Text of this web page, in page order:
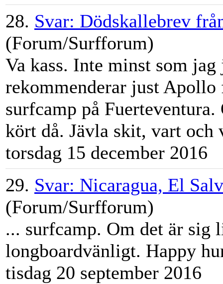
28. Svar: Dödskallebrev
(Forum/Surfforum)
Va kass. Inte minst som
rekommenderar just
surfcamp på Fuerteventura.
kört då. Jävla skit, vart och
torsdag 15 december 2016
29. Svar: Nicaragua, El
(Forum/Surfforum)
... surfcamp. Om det är sig
longboardvänligt. Happy
tisdag 20 september 2016